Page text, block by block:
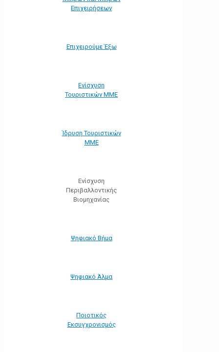
Επιχειρήσεων
Επιχειρούμε Έξω
Ενίσχυση
Τουριστικών ΜΜΕ
Ίδρυση Τουριστικών
ΜΜΕ
Ενίσχυση
Περιβαλλοντικής
Βιομηχανίας
Ψηφιακό Βήμα
Ψηφιακό Άλμα
Ποιοτικός
Εκσυγχρονισμός